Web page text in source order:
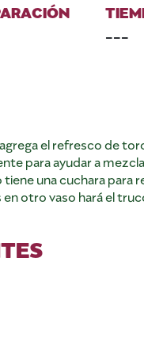
---
el refresco de
para ayudar a
una cuchara para
en otro vaso hará el